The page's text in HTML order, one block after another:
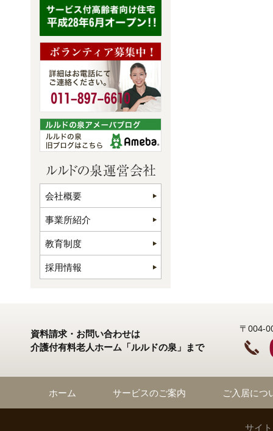
会社概要
事業所紹介
教育制度
採用情報
資料請求・お問い合わせは
介護付有料老人ホーム「ルルドの泉」まで
〒004-
ホーム サービスのご案内 ご入居につ
サイ